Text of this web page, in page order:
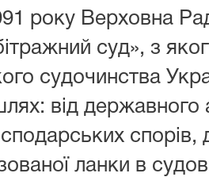
року Верховна
суд», з
судочинства
від державного
спорів,
ланки в